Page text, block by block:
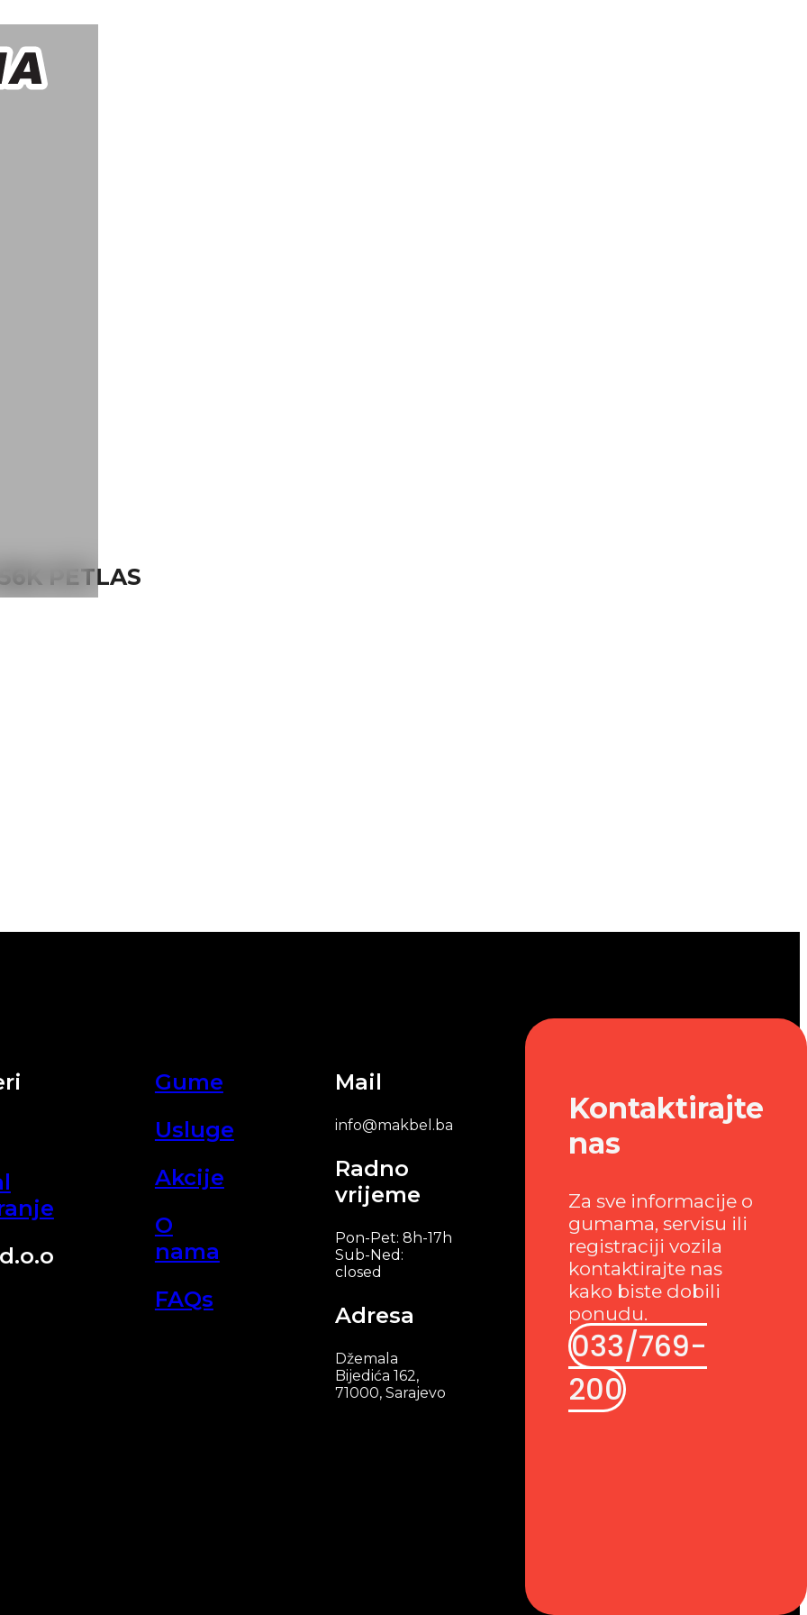
PETLAS
Gume
Usluge
Akcije
O
nama
FAQs
Mail
info@makbel.ba
Radno
vrijeme
Pon-Pet: 8h-17h
Sub-Ned:
closed
Adresa
Džemala
Bijedića 162,
71000, Sarajevo
Kontaktirajte
nas
Za sve informacije o
gumama, servisu ili
registraciji vozila
kontaktirajte nas
kako biste dobili
ponudu.
033/769-
200